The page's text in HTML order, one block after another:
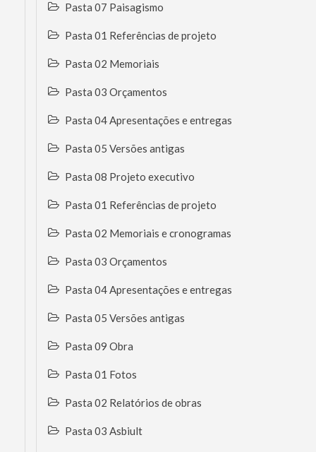
Pasta 07 Paisagismo
Pasta 01 Referências de projeto
Pasta 02 Memoriais
Pasta 03 Orçamentos
Pasta 04 Apresentações e entregas
Pasta 05 Versões antigas
Pasta 08 Projeto executivo
Pasta 01 Referências de projeto
Pasta 02 Memoriais e cronogramas
Pasta 03 Orçamentos
Pasta 04 Apresentações e entregas
Pasta 05 Versões antigas
Pasta 09 Obra
Pasta 01 Fotos
Pasta 02 Relatórios de obras
Pasta 03 Asbiult